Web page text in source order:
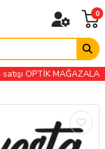
0
OPTİK MAĞAZALARINA